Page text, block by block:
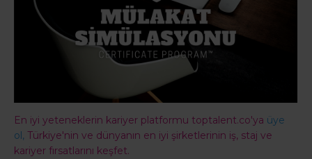
En iyi yeteneklerin kariyer platformu toptalent.co'ya üye
ol, Türkiye'nin ve dünyanın en iyi şirketlerinin iş, staj ve
kariyer fırsatlarını keşfet.